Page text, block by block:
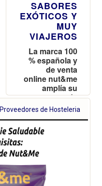
SABORES
EXÓTICOS Y
MUY
VIAJEROS
La marca 100
% española y
de venta
online nut&me
amplía su
gama de
cremas de
frutos secos
con cuatro
Tropical,
Golden Milk y
Proveedores de Hosteleria